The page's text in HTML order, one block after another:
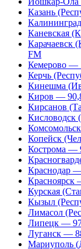
Казань
Каневская
Карачаевск
FM
Кемерово —
Керчь
Кинешма
Киров —
Кирсанов
Кисловодск
Копейск
Кострома —
Краснодар
Красноярск
Курская
Кызыл
Лимасол
Липецк —
Луганск —
Мариуполь